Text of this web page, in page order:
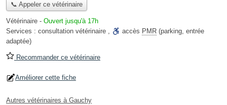
📞 Appeler ce vétérinaire
Vétérinaire - Ouvert jusqu'à 17h
Services : consultation vétérinaire , accès PMR (parking, entrée
adaptée)
Recommander ce vétérinaire
Améliorer cette fiche
Autres vétérinaires à Gauchy